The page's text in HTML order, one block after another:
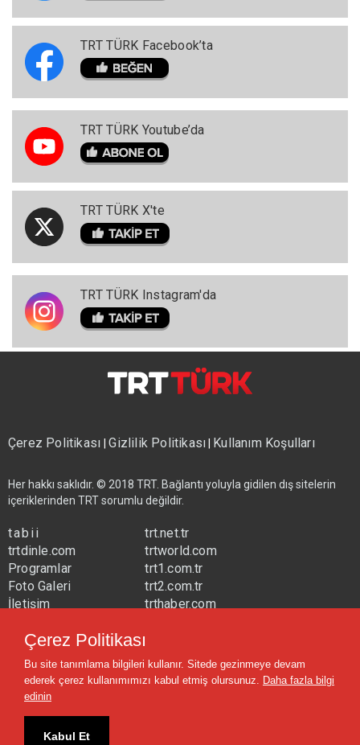
TRT TÜRK Facebook’ta
TRT TÜRK Youtube’da
TRT TÜRK X'te
TRT TÜRK Instagram'da
Çerez Politikası|Gizlilik Politikası| Kullanım Koşulları
Her hakkı saklıdır. © 2018 TRT. Bağlantı yoluyla gidilen dış sitelerin
içeriklerinden TRT sorumlu değildir.
tabii
trtdinle.com
Programlar
Foto Galeri
İletişim
trt.net.tr
trtworld.com
trt1.com.tr
trt2.com.tr
trthaber.com
trtavaz.com.tr
trtmuzik.net.tr
trtcocuk.net.tr
Çerez Politikası
Bu site tanımlama bilgileri kullanır. Sitede gezinmeye devam
ederek çerez kullanımımızı kabul etmiş olursunuz. Daha fazla bilgi
edinin
Kabul Et